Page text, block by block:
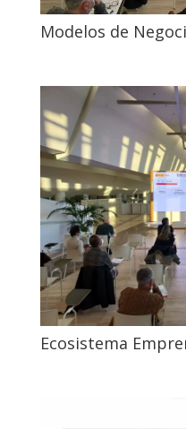
Modelos de
Ecosistema